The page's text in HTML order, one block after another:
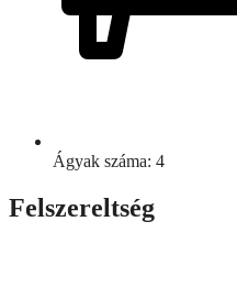
Ágyak száma: 4
Felszereltség